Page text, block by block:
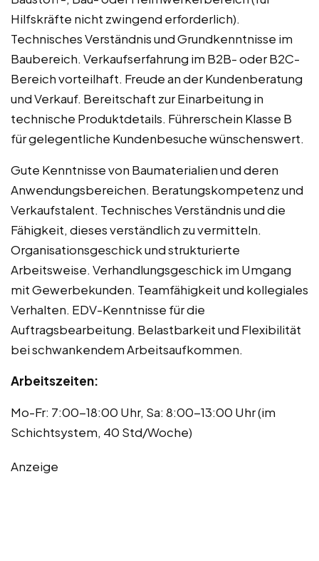
Hilfskräfte nicht zwingend erforderlich).
Technisches Verständnis und Grundkenntnisse im
Baubereich. Verkaufserfahrung im B2B- oder B2C-
Bereich vorteilhaft. Freude an der Kundenberatung
und Verkauf. Bereitschaft zur Einarbeitung in
technische Produktdetails. Führerschein Klasse B
für gelegentliche Kundenbesuche wünschenswert.
Gute Kenntnisse von Baumaterialien und deren
Anwendungsbereichen. Beratungskompetenz und
Verkaufstalent. Technisches Verständnis und die
Fähigkeit, dieses verständlich zu vermitteln.
Organisationsgeschick und strukturierte
Arbeitsweise. Verhandlungsgeschick im Umgang
mit Gewerbekunden. Teamfähigkeit und kollegiales
Verhalten. EDV-Kenntnisse für die
Auftragsbearbeitung. Belastbarkeit und Flexibilität
bei schwankendem Arbeitsaufkommen.
Arbeitszeiten:
Mo-Fr: 7:00-18:00 Uhr, Sa: 8:00-13:00 Uhr (im
Schichtsystem, 40 Std/Woche)
Anzeige